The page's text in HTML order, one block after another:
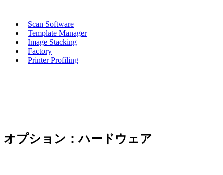
Scan Software
Template Manager
Image Stacking
Factory
Printer Profiling
オプション：ハードウェア